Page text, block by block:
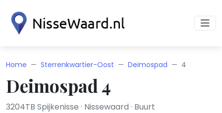
Home Sterrenkwartier-Oost Deimospad 4
Deimospad 4
3204TB Spijkenisse · Nissewaard · Buurt